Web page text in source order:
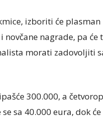
izboriti će plasman
nagrade, pa će
morati zadovoljiti
300.000, a
sa 40.000 eura, dok